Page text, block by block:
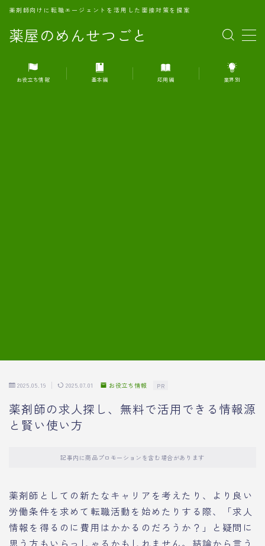
薬屋のめんせつごと
薬剤師向けに転職エージェントを活用した面接対策を提案
MENU
1.転職エージェントとは何か？
お役立ち情報 基本編 応用編 業界別
2025.05.19 2025.07.01 お役立ち情報 PR
薬剤師の求人探し、無料で活用できる情報源
と賢い使い方
記事内に商品プロモーションを含む場合があります
薬剤師としての新たなキャリアを考えたり、より良い
労働条件を求めて転職活動を始めたりする際、「求人
情報を得るのに費用はかかるのだろうか？」と疑問に
思う方もいらっしゃるかもしれません。結論から言う